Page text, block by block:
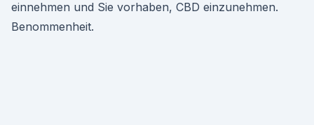
einnehmen und Sie vorhaben, CBD einzunehmen.
Benommenheit.